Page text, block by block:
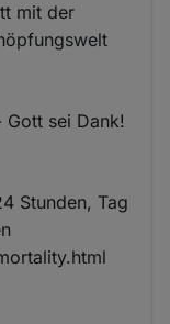
mit der
sei Dank!
Stunden, Tag